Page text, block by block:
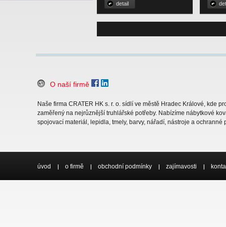
detail
O naší firmě
Naše firma CRATER HK s. r. o. sídlí ve městě Hradec Králové, kde
zaměřený na nejrůznější truhlářské potřeby. Nabízíme nábytkové
spojovací materiál, lepidla, tmely, barvy, nářadí, nástroje a ochranné
úvod o firmě obchodní podmínky zajímavosti